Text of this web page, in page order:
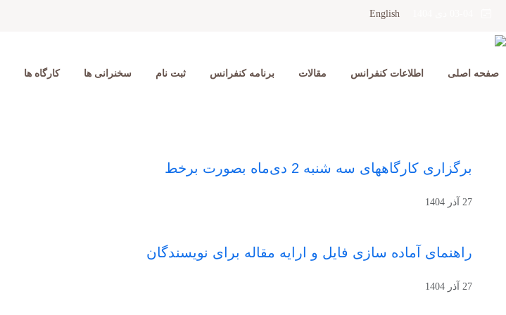
English
صفحه اصلی اطلاعات کنفرانس مقالات برنامه کنفرانس ثبت نام سخنرانی ها کارگاه ها
برگزاری کارگاههای سه شنبه 2 دی‌ماه بصورت برخط
27 آذر 1404
راهنمای آماده سازی فایل و ارایه مقاله برای نویسندگان
27 آذر 1404